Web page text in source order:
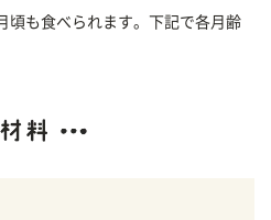
頃も食べられます。下記で各月齢